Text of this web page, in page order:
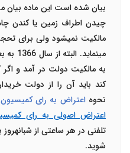
بیان شده است این ماده بیان
چیدن اطراف زمین یا کندن
مالکیت نمی­شود ولی برای
به مالکیت دولت در آمد و
کند باید آن را از دولت
نحوهاعتراض به رای
اعتراض اصولی به رای
تلفنی در هر ساعتی از
شوید.